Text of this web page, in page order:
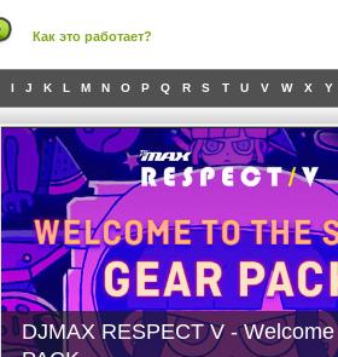
Как это работает?
I J K L M N O P Q R S T U V W X Y
DJMAX RESPECT V -